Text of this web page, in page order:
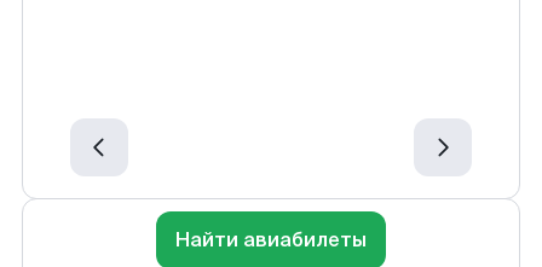
Найти авиабилеты